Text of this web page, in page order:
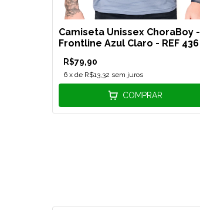
Camiseta Unissex ChoraBoy -
Frontline Azul Claro - REF 436
R$79,90
6 x de R$13,32 sem juros
COMPRAR